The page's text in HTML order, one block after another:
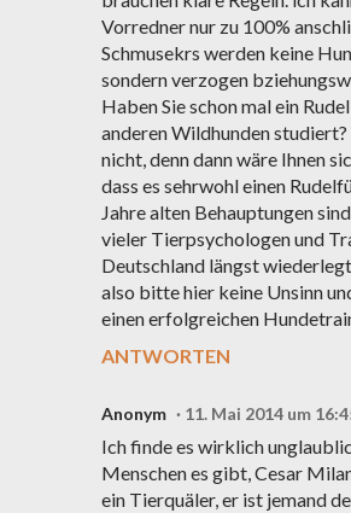
Vorredner nur zu 100%
Schmusekrs werden keine
sondern verzogen
Haben Sie schon mal ein
anderen Wildhunden
nicht, denn dann wäre Ihnen
dass es sehrwohl einen
Jahre alten Behauptungen
vieler Tierpsychologen und
Deutschland längst
also bitte hier keine Unsinn
einen erfolgreichen
ANTWORTEN
Anonym 11. Mai 2014 um
Ich finde es wirklich
Menschen es gibt, Cesar
ein Tierquäler, er ist jemand